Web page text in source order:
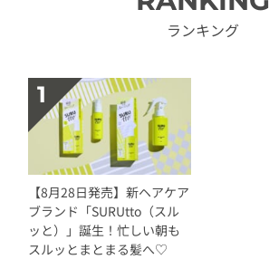
ランキング
【8月28日発売】新ヘアケア
ブランド「SURUtto（スル
ッと）」誕生！忙しい朝も
スルッとまとまる髪へ♡